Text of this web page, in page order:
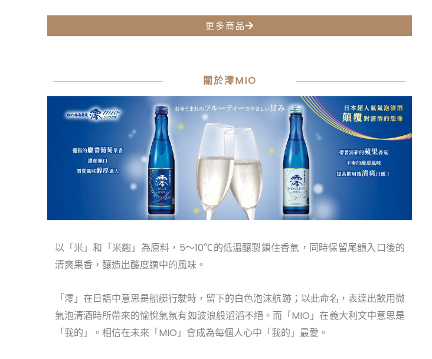
更多商品
關於澪MIO
以「米」和「米麴」為原料，5～10℃的低溫釀製鎖住香氣，同時保留尾韻入口後的
清爽果香，釀造出酸度適中的風味。
「澪」在日語中意思是船艇行駛時，留下的白色泡沫航跡；以此命名，表達出飲用微
氣泡清酒時所帶來的愉悅氣氛有如波浪般滔滔不絕。而「MIO」在義大利文中意思是
「我的」。相信在未來「MIO」會成為每個人心中「我的」最愛。